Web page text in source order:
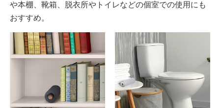
や本棚、靴箱、脱衣所やトイレなどの個室での使用にも
おすすめ。